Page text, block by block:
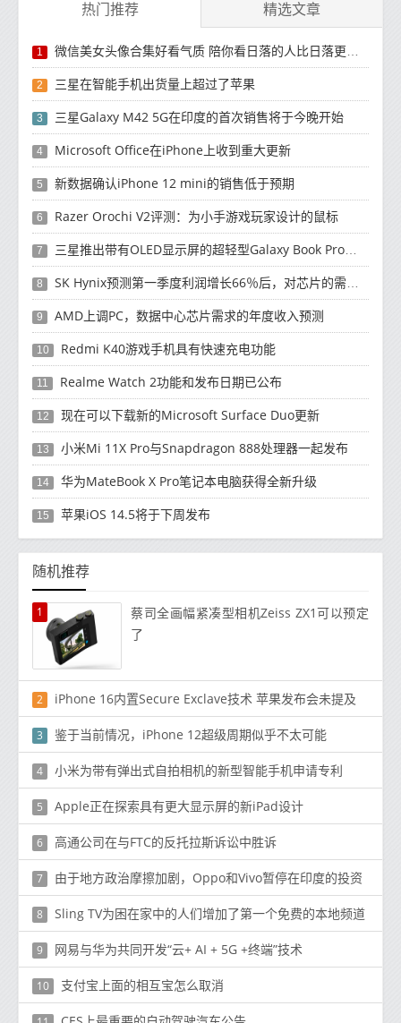
热门推荐 精选文章
1 微信美女头像合集好看气质 陪你看日落的人比日落更浪漫
2 三星在智能手机出货量上超过了苹果
3 三星Galaxy M42 5G在印度的首次销售将于今晚开始
4 Microsoft Office在iPhone上收到重大更新
5 新数据确认iPhone 12 mini的销售低于预期
6 Razer Orochi V2评测：为小手游戏玩家设计的鼠标
7 三星推出带有OLED显示屏的超轻型Galaxy Book Pro和Galaxy Book Pro 360笔记本电脑
8 SK Hynix预测第一季度利润增长66％后，对芯片的需求将增强
9 AMD上调PC，数据中心芯片需求的年度收入预测
10 Redmi K40游戏手机具有快速充电功能
11 Realme Watch 2功能和发布日期已公布
12 现在可以下载新的Microsoft Surface Duo更新
13 小米Mi 11X Pro与Snapdragon 888处理器一起发布
14 华为MateBook X Pro笔记本电脑获得全新升级
15 苹果iOS 14.5将于下周发布
随机推荐
1
蔡司全画幅紧凑型相机Zeiss ZX1可以预定
了
2 iPhone 16内置Secure Exclave技术 苹果发布会未提及
3 鉴于当前情况，iPhone 12超级周期似乎不太可能
4 小米为带有弹出式自拍相机的新型智能手机申请专利
5 Apple正在探索具有更大显示屏的新iPad设计
6 高通公司在与FTC的反托拉斯诉讼中胜诉
7 由于地方政治摩擦加剧，Opp​​o和Vivo暂停在印度的投资
8 Sling TV为困在家中的人们增加了第一个免费的本地频道
9 网易与华为共同开发“云+ AI + 5G +终端”技术
10 支付宝上面的相互宝怎么取消